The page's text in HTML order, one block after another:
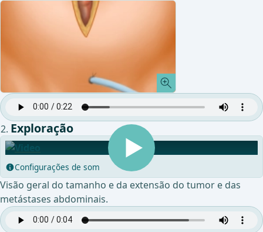
Exploração
Configurações de som
Visão geral do tamanho e da extensão do tumor e das
metástases abdominais.